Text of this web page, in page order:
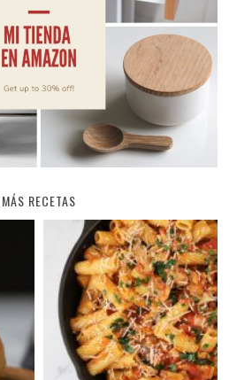
MÁS RECETAS